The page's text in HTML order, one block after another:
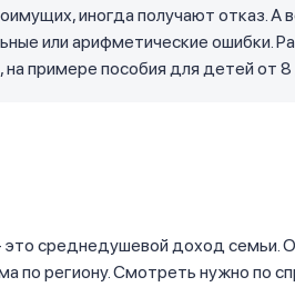
иногда получают отказ. А
или арифметические ошибки.
на примере пособия для детей от 8
это среднедушевой доход семьи.
по региону. Смотреть нужно по